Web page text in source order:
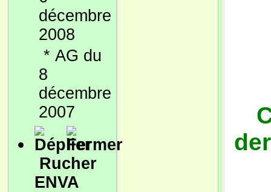
décembre
2008
* AG du
8
décembre
2007
Rucher
ENVA